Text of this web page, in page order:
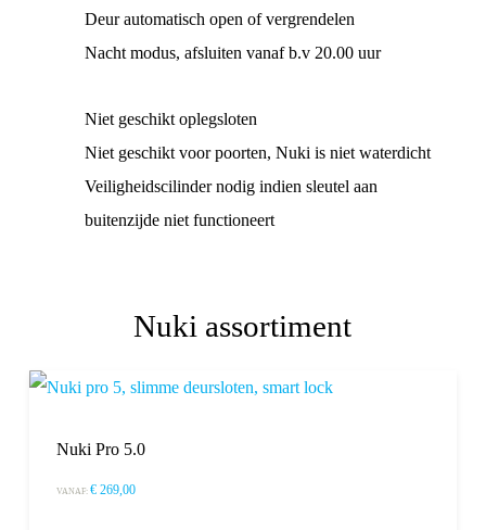
Deur automatisch open of vergrendelen
Nacht modus, afsluiten vanaf b.v 20.00 uur
Niet geschikt oplegsloten
Niet geschikt voor poorten, Nuki is niet waterdicht
Veiligheidscilinder nodig indien sleutel aan
buitenzijde niet functioneert
Nuki assortiment
Nuki Pro 5.0
VANAF: €269,00